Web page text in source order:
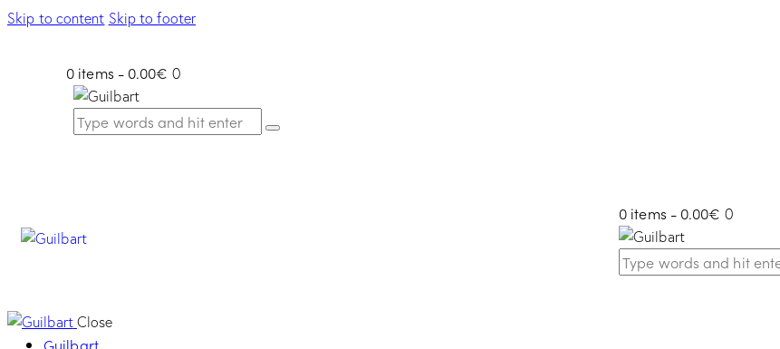
Skip to content Skip to footer
0 items - 0.00€ 0
0 items - 0.00€ 0
Close
Guilbart